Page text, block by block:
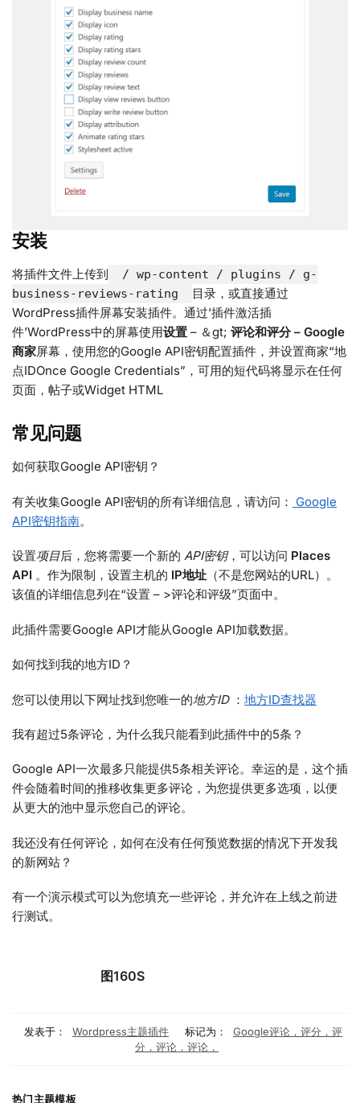
安装
将插件文件上传到
/ wp-content / plugins / g-
business-reviews-rating
目录，或直接通过
WordPress插件屏幕安装插件。通过’插件激活插
件’WordPress中的屏幕使用设置 – ＆gt; 评论和评分 – Google
商家屏幕，使用您的Google API密钥配置插件，并设置商家“地
点IDOnce Google Credentials”，可用的短代码将显示在任何
页面，帖子或Widget HTML
常见问题
如何获取Google API密钥？
有关收集Google API密钥的所有详细信息，请访问： Google
API密钥指南。
设置项目后，您将需要一个新的 API密钥，可以访问 Places
API 。作为限制，设置主机的 IP地址 （不是您网站的URL）。
该值的详细信息列在“设置 – >评论和评级”页面中。
此插件需要Google API才能从Google API加载数据。
如何找到我的地方ID？
您可以使用以下网址找到您唯一的地方ID ： 地方ID查找器
我有超过5条评论，为什么我只能看到此插件中的5条？
Google API一次最多只能提供5条相关评论。幸运的是，这个插
件会随着时间的推移收集更多评论，为您提供更多选项，以便
从更大的池中显示您自己的评论。
我还没有任何评论，如何在没有任何预览数据的情况下开发我
的新网站？
有一个演示模式可以为您填充一些评论，并允许在上线之前进
行测试。
图160S
发表于： Wordpress主题插件 标记为：
Google评论，评分，评
分，评论，评论，
热门主题模板